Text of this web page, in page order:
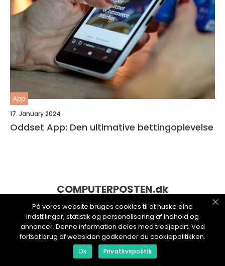
App
17. January 2024
Oddset App: Den ultimative bettingoplevelse
COMPUTERPOSTEN.dk
På vores website bruges cookies til at huske dine
indstillinger, statistik og personalisering af indhold og
annoncer. Denne information deles med tredjepart. Ved
fortsat brug af websiden godkender du cookiepolitikken.
Ok Privatlivspolitik